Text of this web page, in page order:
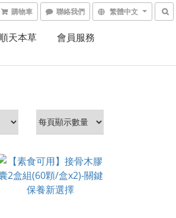
購物車 聯絡我們 繁體中文
天本草 會員服務